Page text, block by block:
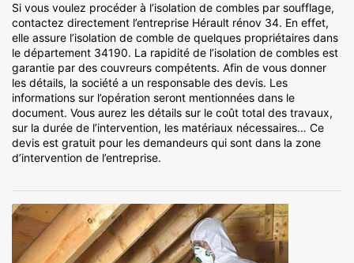
Si vous voulez procéder à l’isolation de combles par soufflage,
contactez directement l’entreprise Hérault rénov 34. En effet,
elle assure l’isolation de comble de quelques propriétaires dans
le département 34190. La rapidité de l’isolation de combles est
garantie par des couvreurs compétents. Afin de vous donner
les détails, la société a un responsable des devis. Les
informations sur l’opération seront mentionnées dans le
document. Vous aurez les détails sur le coût total des travaux,
sur la durée de l’intervention, les matériaux nécessaires… Ce
devis est gratuit pour les demandeurs qui sont dans la zone
d’intervention de l’entreprise.